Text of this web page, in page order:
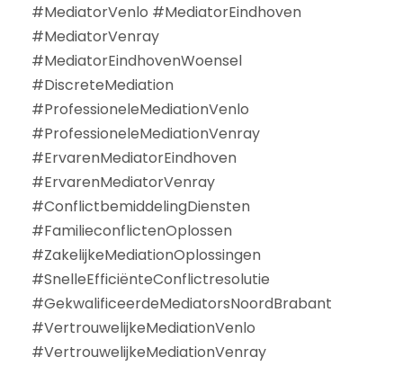
#MediatorVenlo #MediatorEindhoven
#MediatorVenray
#MediatorEindhovenWoensel
#DiscreteMediation
#ProfessioneleMediationVenlo
#ProfessioneleMediationVenray
#ErvarenMediatorEindhoven
#ErvarenMediatorVenray
#ConflictbemiddelingDiensten
#FamilieconflictenOplossen
#ZakelijkeMediationOplossingen
#SnelleEfficiënteConflictresolutie
#GekwalificeerdeMediatorsNoordBrabant
#VertrouwelijkeMediationVenlo
#VertrouwelijkeMediationVenray